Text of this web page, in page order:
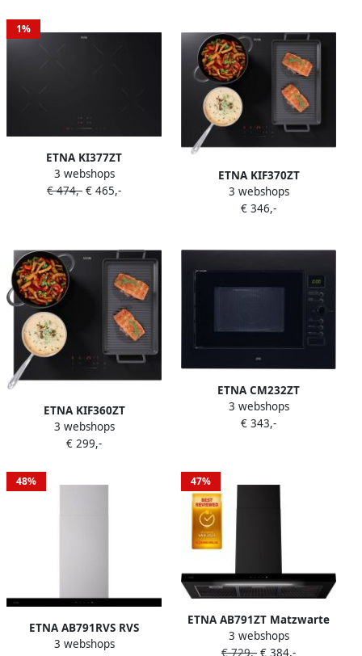
of Luchtafvoer –
Inbouwmaat 750x490 mm –
1%
ETNA KI377ZT
Inductiekookplaat (77 cm) 4
kookzones Sliderbediening
3 webshops
€ 474,- € 465,-
ETNA KIF370ZT
Inductiekookplaat (70 cm)
Koppelbare flexzones 4
aan uit bediening
3 webshops
€ 346,-
ETNA KIF360ZT
Inductiekookplaat (60 cm)
Koppelbare flexzones 4
3 webshops
€ 299,-
ETNA CM232ZT
Combimagnetron 45cm
Matzwart Draaideur
timer Draaiplateau
3 webshops
€ 343,-
48%
ETNA AB791RVS RVS
schouwkap met glasdesign
3 webshops
47%
ETNA AB791ZT Matzwarte
schouwkap met glasdesign
3 webshops
€ 729,- € 384,-